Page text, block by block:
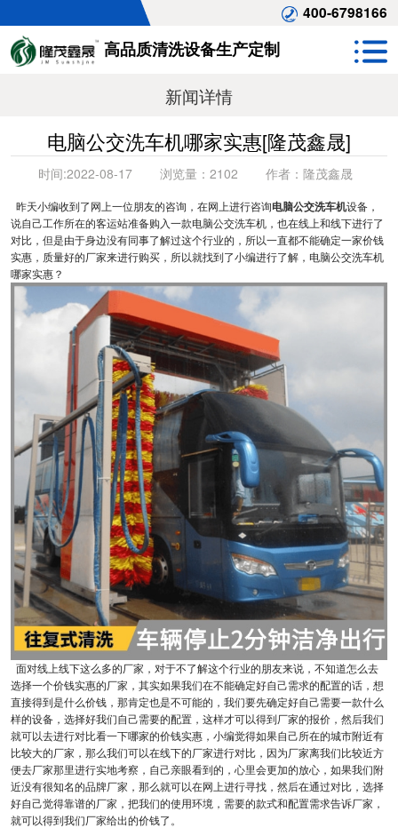
400-6798166
高品质清洗设备生产定制
新闻详情
电脑公交洗车机哪家实惠[隆茂鑫晟]
时间:2022-08-17 浏览量： 2102 作者： 隆茂鑫晟
昨天小编收到了网上一位朋友的咨询，在网上进行咨询电脑公交洗车机设备，
说自己工作所在的客运站准备购入一款电脑公交洗车机，也在线上和线下进行了
对比，但是由于身边没有同事了解过这个行业的，所以一直都不能确定一家价钱
实惠，质量好的厂家来进行购买，所以就找到了小编进行了解，电脑公交洗车机
哪家实惠？
面对线上线下这么多的厂家，对于不了解这个行业的朋友来说，不知道怎么去
选择一个价钱实惠的厂家，其实如果我们在不能确定好自己需求的配置的话，想
直接得到是什么价钱，那肯定也是不可能的，我们要先确定好自己需要一款什么
样的设备，选择好我们自己需要的配置，这样才可以得到厂家的报价，然后我们
就可以去进行对比看一下哪家的价钱实惠，小编觉得如果自己所在的城市附近有
比较大的厂家，那么我们可以在线下的厂家进行对比，因为厂家离我们比较近方
便去厂家那里进行实地考察，自己亲眼看到的，心里会更加的放心，如果我们附
近没有很知名的品牌厂家，那么就可以在网上进行寻找，然后在通过对比，选择
好自己觉得靠谱的厂家，把我们的使用环境，需要的款式和配置需求告诉厂家，
就可以得到我们厂家给出的价钱了。